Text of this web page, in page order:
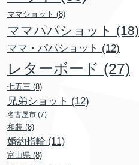
ママショット (8)
ママパパショット (18)
ママ・パパショット (12)
レターボード (27)
七五三 (8)
兄弟ショット (12)
名古屋市 (7)
和装 (8)
婚約指輪 (11)
富山県 (8)